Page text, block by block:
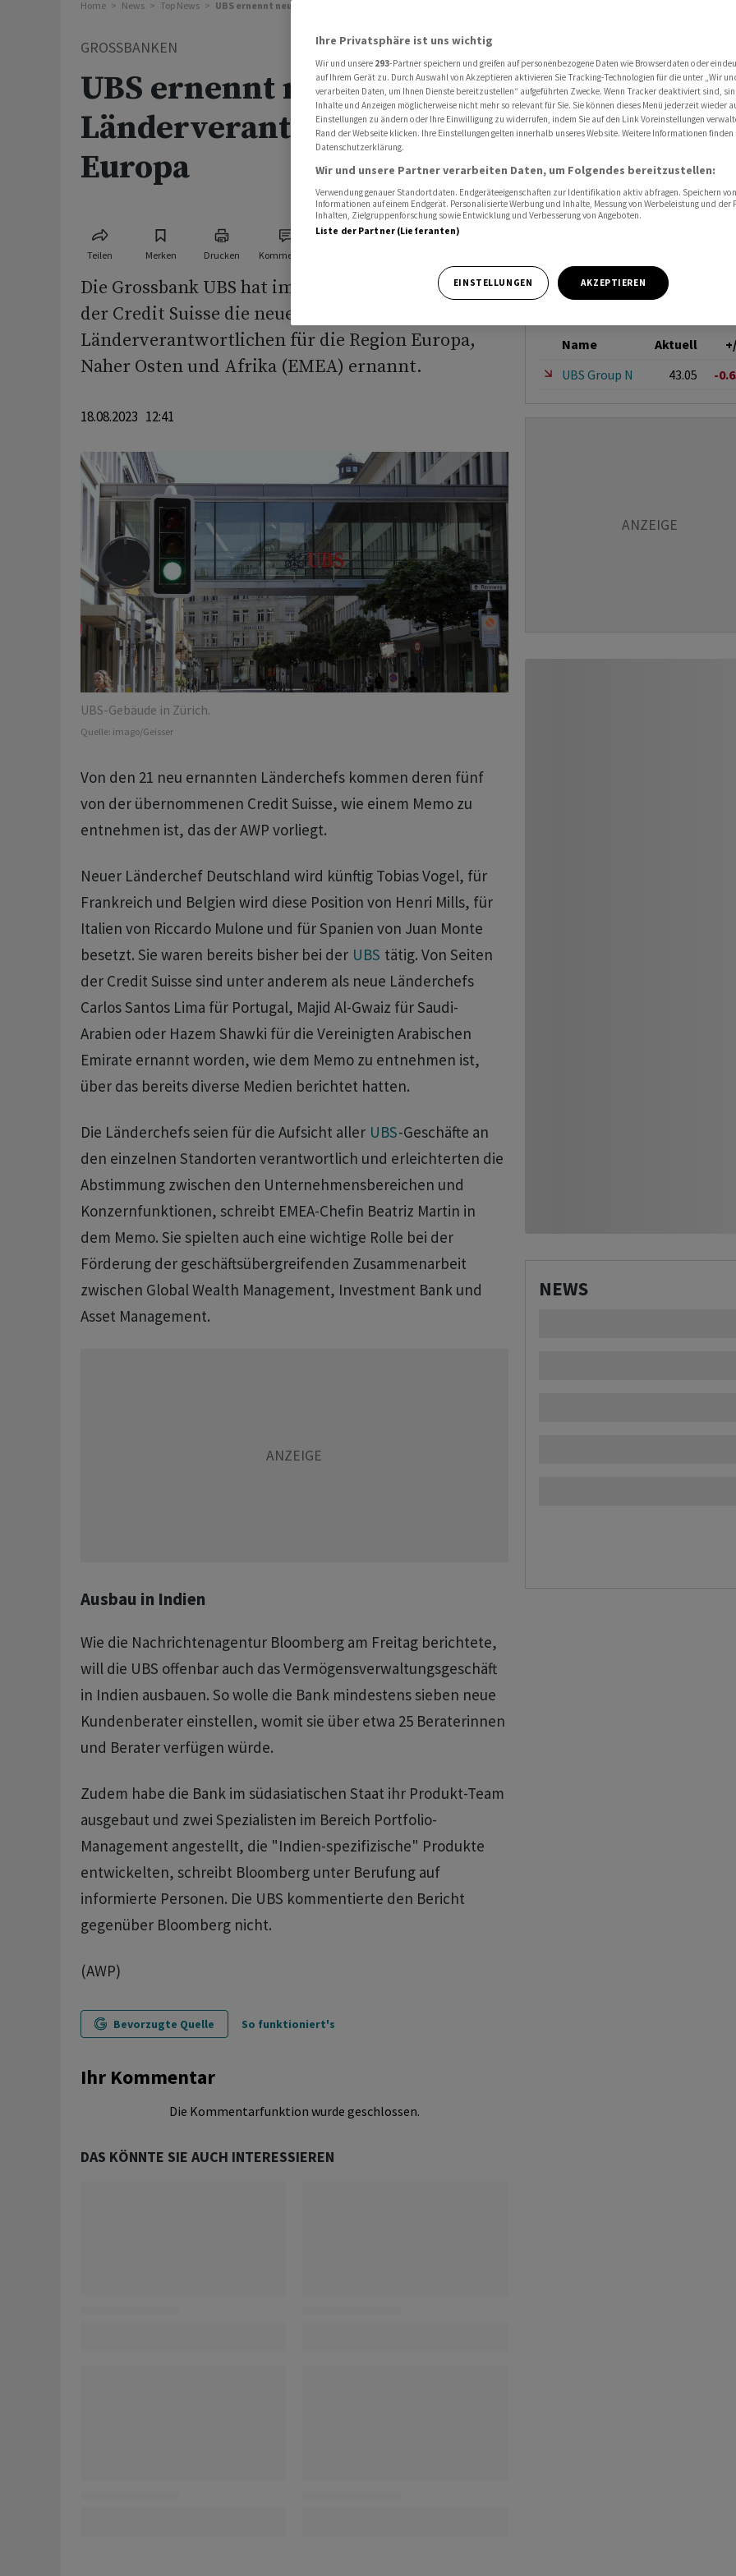
Home News Top News UBS ernennt neue Länderverantwortliche in Europa
GROSSBANKEN
UBS ernennt neue
Länderverantwortliche in
Europa
Teilen Merken Drucken Kommentare
Die Grossbank UBS hat im Rahmen der Integration
der Credit Suisse die neuen
Länderverantwortlichen für die Region Europa,
Naher Osten und Afrika (EMEA) ernannt.
18.08.2023 12:41
UBS-Gebäude in Zürich.
Quelle: imago/Geisser
Von den 21 neu ernannten Länderchefs kommen deren fünf
von der übernommenen Credit Suisse, wie einem Memo zu
entnehmen ist, das der AWP vorliegt.
Neuer Länderchef Deutschland wird künftig Tobias Vogel, für
Frankreich und Belgien wird diese Position von Henri Mills, für
Italien von Riccardo Mulone und für Spanien von Juan Monte
besetzt. Sie waren bereits bisher bei der UBS tätig. Von Seiten
der Credit Suisse sind unter anderem als neue Länderchefs
Carlos Santos Lima für Portugal, Majid Al-Gwaiz für Saudi-
Arabien oder Hazem Shawki für die Vereinigten Arabischen
Emirate ernannt worden, wie dem Memo zu entnehmen ist,
über das bereits diverse Medien berichtet hatten.
Die Länderchefs seien für die Aufsicht aller UBS-Geschäfte an
den einzelnen Standorten verantwortlich und erleichterten die
Abstimmung zwischen den Unternehmensbereichen und
Konzernfunktionen, schreibt EMEA-Chefin Beatriz Martin in
dem Memo. Sie spielten auch eine wichtige Rolle bei der
Förderung der geschäftsübergreifenden Zusammenarbeit
zwischen Global Wealth Management, Investment Bank und
Asset Management.
Ausbau in Indien
Wie die Nachrichtenagentur Bloomberg am Freitag berichtete,
will die UBS offenbar auch das Vermögensverwaltungsgeschäft
in Indien ausbauen. So wolle die Bank mindestens sieben neue
Kundenberater einstellen, womit sie über etwa 25 Beraterinnen
und Berater verfügen würde.
Zudem habe die Bank im südasiatischen Staat ihr Produkt-Team
ausgebaut und zwei Spezialisten im Bereich Portfolio-
Management angestellt, die "Indien-spezifizische" Produkte
entwickelten, schreibt Bloomberg unter Berufung auf
informierte Personen. Die UBS kommentierte den Bericht
gegenüber Bloomberg nicht.
(AWP)
Bevorzugte Quelle So funktioniert's
Ihr Kommentar
Die Kommentarfunktion wurde geschlossen.
DAS KÖNNTE SIE AUCH INTERESSIEREN
Name Aktuell
UBS Group N
43.05 -
NEWS
Ihre Privatsphäre ist uns wichtig
Wir und unsere 293-Partner speichern und greifen auf personenbezogene Daten wie Browserdaten oder
auf Ihrem Gerät zu. Durch Auswahl von Akzeptieren aktivieren Sie Tracking-Technologien für die unter „Wir
verarbeiten Daten, um Ihnen Dienste bereitzustellen“ aufgeführten Zwecke. Wenn Tracker deaktiviert sind,
Inhalte und Anzeigen möglicherweise nicht mehr so relevant für Sie. Sie können dieses Menü jederzeit wieder
Einstellungen zu ändern oder Ihre Einwilligung zu widerrufen, indem Sie auf den Link Voreinstellungen
Rand der Webseite klicken. Ihre Einstellungen gelten innerhalb unseres Website. Weitere Informationen finden
Datenschutzerklärung.
Wir und unsere Partner verarbeiten Daten, um Folgendes bereitzustellen:
Verwendung genauer Standortdaten. Endgeräteeigenschaften zur Identifikation aktiv abfragen. Speichern
Informationen auf einem Endgerät. Personalisierte Werbung und Inhalte, Messung von Werbeleistung und der
Inhalten, Zielgruppenforschung sowie Entwicklung und Verbesserung von Angeboten.
Liste der Partner (Lieferanten)
EINSTELLUNGEN AKZEPTIEREN